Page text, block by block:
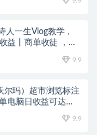
人一生Vlog教学，
益丨商单收徒 ，新
9.9
尔玛）超市浏览标注
电脑日收益可达
9.9